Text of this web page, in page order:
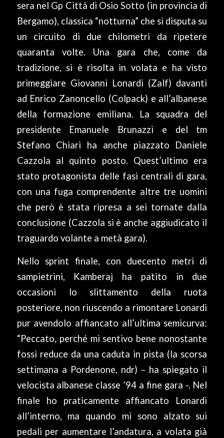
sera nel Gp Città di Osio Sotto (in provincia di
Bergamo), classica “notturna” che si disputa su
un circuito di due chilometri da ripetere
quaranta volte. Una gara che, come da
tradizione, si è risolta in volata e ha visto
primeggiare Giovanni Lonardi (Zalf) davanti
ad Enrico Zanoncello (Colpack) e all’albanese
della formazione emiliana. La squadra del
presidente Emanuele Brunazzi e del tm
Stefano Chiari ha anche piazzato Daniele
Cazzola al quinto posto. Quest’ultimo era
stato protagonista delle fasi centrali di gara,
con una fuga comprendente altre tre uomini
che però è stata ripresa a sei tornate dalla
conclusione (Cazzola si è anche aggiudicato il
traguardo volante a metà gara).
Nello sprint finale, con duecento metri di
sampietrini, Kamberaj ha patito in due
occasioni lo slittamento della ruota
posteriore, non riuscendo a rimontare Lonardi
pur avendolo affiancato all’ultima semicurva:
“Peccato, perché mi sentivo bene nonostante
fossi reduce da una caduta in pista (la scorsa
settimana a Pordenone, ndr) – ha spiegato il
velocista albanese classe ’94 a fine gara -. Nel
finale ho praticamente affiancato Lonardi
all’interno, ma quando mi sono alzato sui
pedali per aumentare l’andatura, a volata già